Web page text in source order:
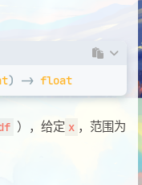
) -> float
），给定 x ，范围为